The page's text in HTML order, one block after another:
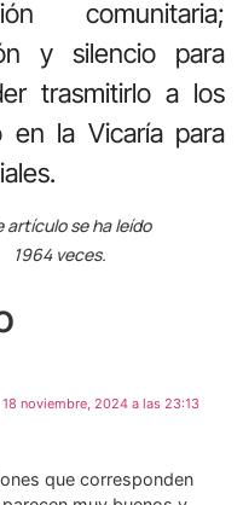
comunitaria;
y silencio para
trasmitirlo a los
la Vicaría para
artículo se ha leído
1964 veces.
18 noviembre, 2024 a las 23:13
que corresponden